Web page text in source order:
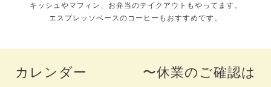
キッシュやマフィン、お弁当のテイクアウトもやってます。
エスプレッソベースのコーヒーもおすすめです。
カレンダー 〜休業のご確認は